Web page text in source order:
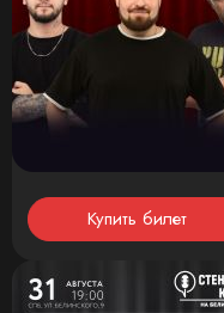
Купить билет